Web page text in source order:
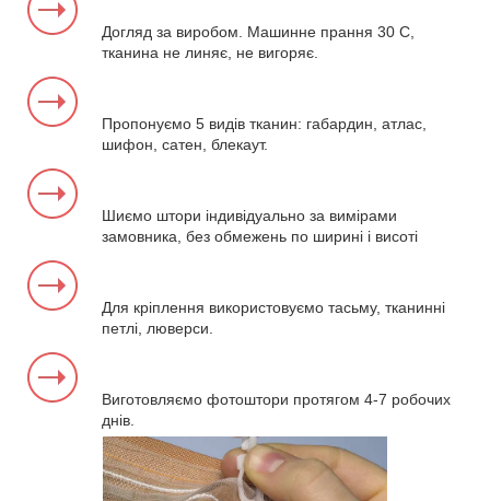
Догляд за виробом. Машинне прання 30 С,
тканина не линяє, не вигоряє.
Пропонуємо 5 видів тканин: габардин, атлас,
шифон, сатен, блекаут.
Шиємо штори індивідуально за вимірами
замовника, без обмежень по ширині і висоті
Для кріплення використовуємо тасьму, тканинні
петлі, люверси.
Виготовляємо фотоштори протягом 4-7 робочих
днів.